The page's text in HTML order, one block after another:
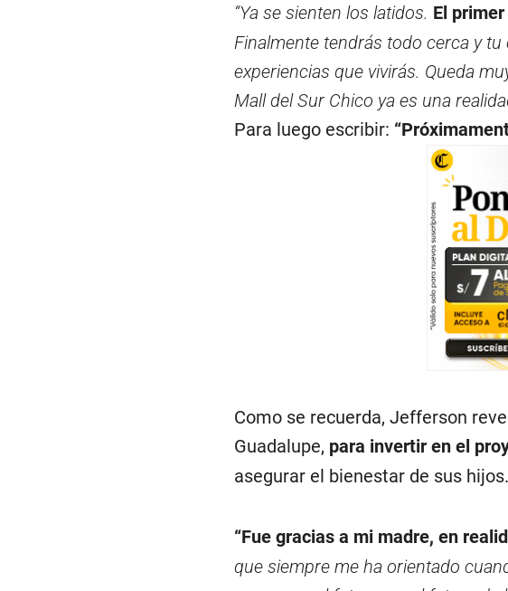
“Ya se sienten los latidos. El
Finalmente tendrás todo cerca y
experiencias que vivirás. Queda
Mall del Sur Chico ya es una
Para luego escribir:
Como se recuerda, Jefferson
Guadalupe, para invertir en el
asegurar el bienestar de sus hijos.
“Fue gracias a mi madre, en
que siempre me ha orientado